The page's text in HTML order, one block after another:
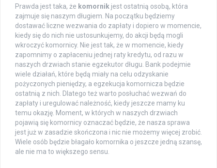
Prawda jest taka, że komornik jest ostatnią osobą, która
zajmuje się naszym długiem. Na początku będziemy
dostawać liczne wezwania do zapłaty i dopiero w momencie,
kiedy się do nich nie ustosunkujemy, do akcji będą mogli
wkroczyć komornicy. Nie jest tak, że w momencie, kiedy
zapomnimy o zapłaceniu jednej raty kredytu, od razu w
naszych drzwiach stanie egzekutor długu. Bank podejmie
wiele działań, które będą miały na celu odzyskanie
pożyczonych pieniędzy, a egzekucja komornicza będzie
ostatnią z nich. Dlatego też warto posłuchać wezwań do
zapłaty i uregulować należność, kiedy jeszcze mamy ku
temu okazję. Moment, w których w naszych drzwiach
pojawią się komornicy oznaczać będzie, że nasza sprawa
jest już w zasadzie skończona i nic nie możemy więcej zrobić.
Wiele osób będzie błagało komornika o jeszcze jedną szansę,
ale nie ma to większego sensu.